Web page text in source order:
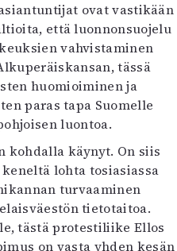
ovat vastikään
että luonnonsuojelu
vahvistaminen
tässä
huomioiminen ja
paras tapa Suomelle
luontoa.
kohdalla käynyt. On siis
lohta tosiasiassa
turvaaminen
tietotaitoa.
tästä protestiliike Ellos
on vasta yhden kesän